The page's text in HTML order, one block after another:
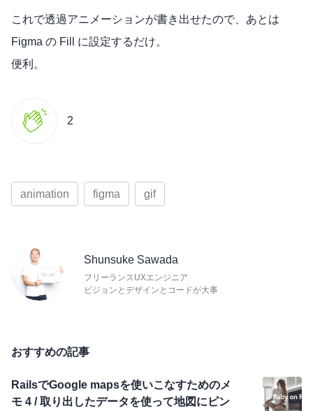
これで透過アニメーションが書き出せたので、あとは
Figma の Fill に設定するだけ。
便利。
2
animation figma gif
Shunsuke Sawada
フリーランスUXエンジニア
ビジョンとデザインとコードが大事
おすすめの記事
RailsでGoogle mapsを使いこなすためのメ
モ 4 / 取り出したデータを使って地図にピン